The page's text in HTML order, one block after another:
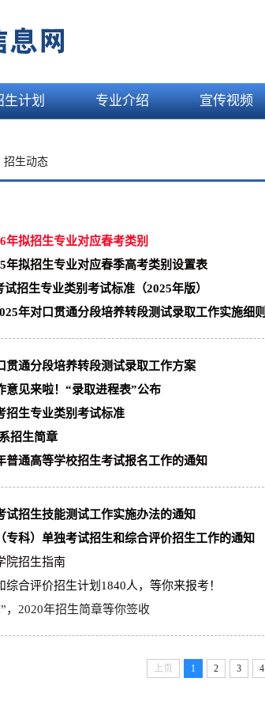
生计划 专业介绍 宣传视频
招生动态
年拟招生专业对应春考类别
年拟招生专业对应春季高考类别设置表
招生专业类别考试标准（2025年版）
年对口贯通分段培养转段测试录取工作实施细则
贯通分段培养转段测试录取工作方案
意见来啦！“录取进程表”公布
招生专业类别考试标准
招生简章
普通高等学校招生考试报名工作的通知
试招生技能测试工作实施办法的通知
专科）单独考试招生和综合评价招生工作的通知
院招生指南
合评价招生计划1840人，等你来报考！
，2020年招生简章等你签收
上页 1 2 3 4